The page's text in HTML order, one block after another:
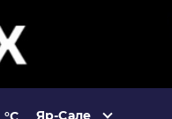
Яр-Сале